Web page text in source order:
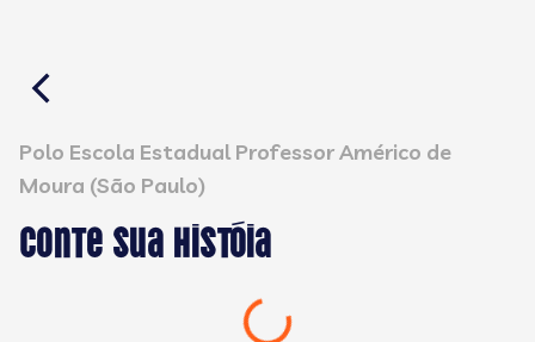
Polo Escola Estadual Professor Américo de
Moura (São Paulo)
Conte sua históia
Carregando...